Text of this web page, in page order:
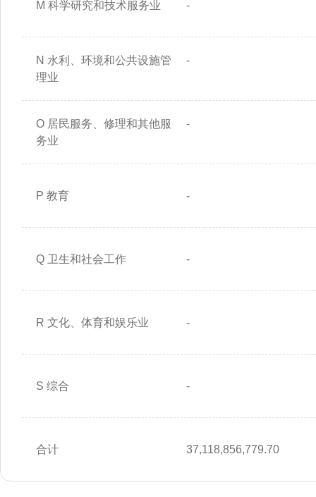
M 科学研究和技术服务业 -
N 水利、环境和公共设施管
理业
-
O 居民服务、修理和其他服
务业
-
P 教育 -
Q 卫生和社会工作 -
R 文化、体育和娱乐业 -
S 综合 -
合计 37,118,856,779.70